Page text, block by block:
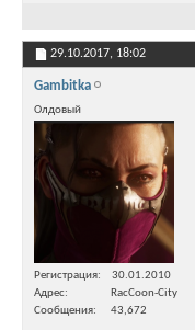
29.10.2017, 18:02
Gambitka
Олдовый
Регистрация
30.01.2010
Адрес
RacCoon-City
Сообщения
43,672